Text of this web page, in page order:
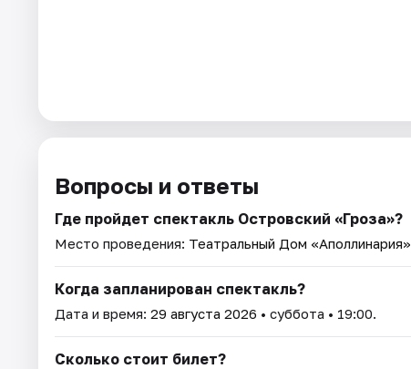
Вопросы и ответы
Где пройдет спектакль Островский «Гроза»?
Место проведения: Театральный Дом «Аполлинария»
Когда запланирован спектакль?
Дата и время: 29 августа 2026 • суббота • 19:00.
Сколько стоит билет?